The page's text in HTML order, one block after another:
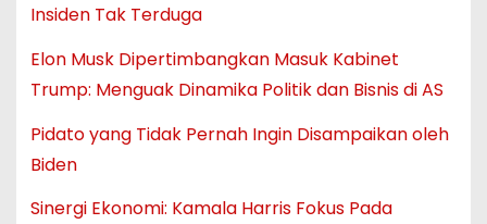
Insiden Tak Terduga
Elon Musk Dipertimbangkan Masuk Kabinet
Trump: Menguak Dinamika Politik dan Bisnis di AS
Pidato yang Tidak Pernah Ingin Disampaikan oleh
Biden
Sinergi Ekonomi: Kamala Harris Fokus Pada